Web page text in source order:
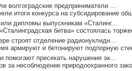
волгоградские предприниматели ...
итоги конкурса на субсидирование
дипломы выпускникам «Сталинг...
битва» состоялась
строят отделение радионуклидн...
армируют и бетонируют подпорную
помогают пресекать нарушения эк...
за несоблюдение природоохранного